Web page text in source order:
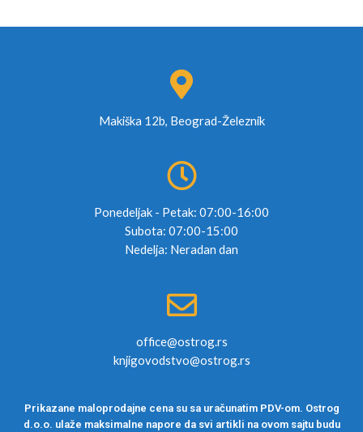
Makiška 12b, Beograd-Železnik
Ponedeljak - Petak: 07:00-16:00
Subota: 07:00-15:00
Nedelja: Neradan dan
office@ostrog.rs
knjigovodstvo@ostrog.rs
Prikazane maloprodajne cena su sa uračunatim PDV-om. Ostrog
d.o.o. ulaže maksimalne napore da svi artikli na ovom sajtu budu